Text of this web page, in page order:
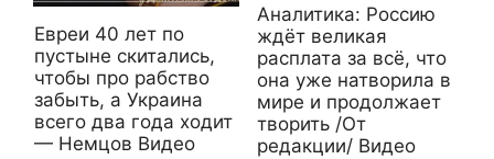
Евреи 40 лет по
пустыне скитались,
чтобы про рабство
забыть, а Украина
всего два года ходит
— Немцов Видео
Аналитика: Россию
ждёт великая
расплата за всё, что
она уже натворила в
мире и продолжает
творить /От
редакции/ Видео